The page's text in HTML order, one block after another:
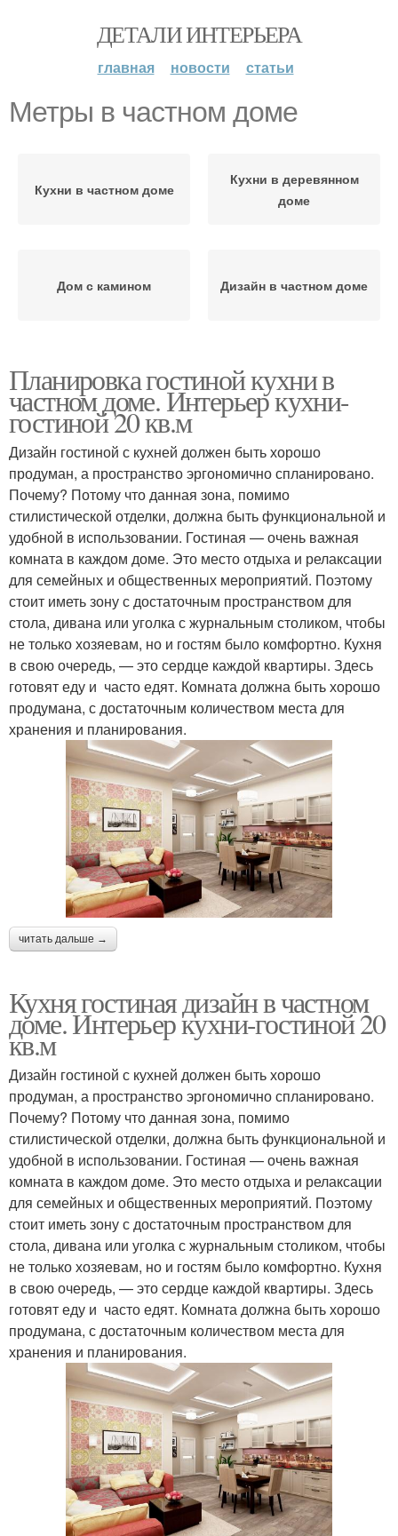
ДЕТАЛИ ИНТЕРЬЕРА
главная новости статьи
Метры в частном доме
Кухни в частном доме
Кухни в деревянном
доме
Дом с камином Дизайн в частном доме
Планировка гостиной кухни в
частном доме. Интерьер кухни-
гостиной 20 кв.м
Дизайн гостиной с кухней должен быть хорошо
продуман, а пространство эргономично спланировано.
Почему? Потому что данная зона, помимо
стилистической отделки, должна быть функциональной и
удобной в использовании. Гостиная — очень важная
комната в каждом доме. Это место отдыха и релаксации
для семейных и общественных мероприятий. Поэтому
стоит иметь зону с достаточным пространством для
стола, дивана или уголка с журнальным столиком, чтобы
не только хозяевам, но и гостям было комфортно. Кухня
в свою очередь, — это сердце каждой квартиры. Здесь
готовят еду и часто едят. Комната должна быть хорошо
продумана, с достаточным количеством места для
хранения и планирования.
читать дальше →
Кухня гостиная дизайн в частном
доме. Интерьер кухни-гостиной 20
кв.м
Дизайн гостиной с кухней должен быть хорошо
продуман, а пространство эргономично спланировано.
Почему? Потому что данная зона, помимо
стилистической отделки, должна быть функциональной и
удобной в использовании. Гостиная — очень важная
комната в каждом доме. Это место отдыха и релаксации
для семейных и общественных мероприятий. Поэтому
стоит иметь зону с достаточным пространством для
стола, дивана или уголка с журнальным столиком, чтобы
не только хозяевам, но и гостям было комфортно. Кухня
в свою очередь, — это сердце каждой квартиры. Здесь
готовят еду и часто едят. Комната должна быть хорошо
продумана, с достаточным количеством места для
хранения и планирования.